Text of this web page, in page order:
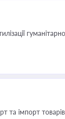
та імпорт товарів